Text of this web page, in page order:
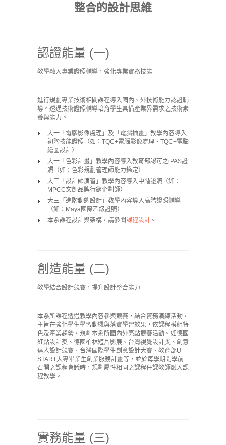
整合的設計思維
認證能量 (一)
教學融入專業證照輔導，強化專業實務技能
進行規劃專業技術相關課程導入國內、外技術能力認證輔
導。透過技術證照輔導培育學生具備產業界需求之技術素
養與能力。
大一「電腦影像處理」及「電腦插畫」教學內容導入
初階技能證照（如：TQC+電腦影像處理、TQC+電腦
繪圖設計）
大一「色彩計畫」教學內容導入教育部認可之iPAS證
照（如：色彩規劃管理師能力鑑定）
大三「設計師演習」教學內容導入中階證照（如：
MPCC文創品牌行銷企劃師）
大三「進階動態設計」教學內容導入高階證照輔導
（如：Maya國際乙級證照）
本系課程設計與架構，請參閱課程設計 。
創造能量 (二)
教學結合設計競賽，提升設計整合能力
本系所課程透過教學內容參與競賽，結合實務演練活動，
主旨在強化學生學習動機與落實學習效果，依課程模組特
色及產業趨勢，規劃本系所國內外亮點競賽活動。如德國
紅點設計獎、德國柏林短片影展、台灣視覺設計獎、創意
達人設計競賽、台灣國際學生創意設計大賽、教育部U-
START大專畢業生創業服務計畫等，並於每學期開學前
召開之課程會議時，規劃屬性相同之課程任課教師融入課
程教學。
實務能量 (三)